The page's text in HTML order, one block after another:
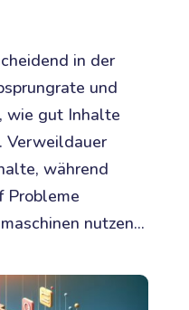
in der
und
wie gut Inhalte
Verweildauer
während
Probleme
nutzen...